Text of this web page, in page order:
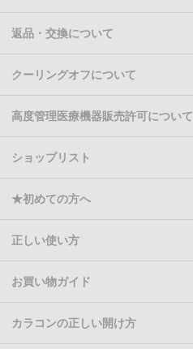
返品・交換について
クーリングオフについて
高度管理医療機器販売許可について
ショップリスト
★初めての方へ
正しい使い方
お買い物ガイド
カラコンの正しい開け方